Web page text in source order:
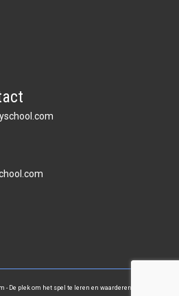
- De plek om het spel te leren en waarderen